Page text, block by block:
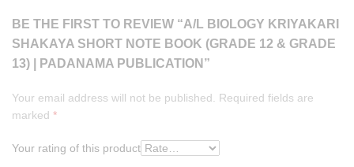
BE THE FIRST TO REVIEW “A/L BIOLOGY KRIYAKARI
SHAKAYA SHORT NOTE BOOK (GRADE 12 & GRADE
13) | PADANAMA PUBLICATION”
Your email address will not be published.
Required fields are
marked *
Your rating of this product